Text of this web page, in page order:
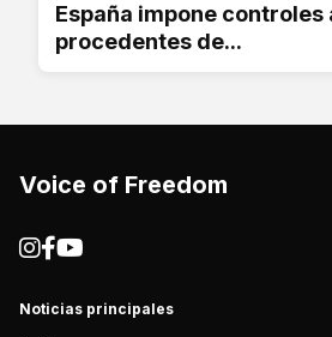
España impone controles
procedentes de...
Voice of Freedom
Noticias principales